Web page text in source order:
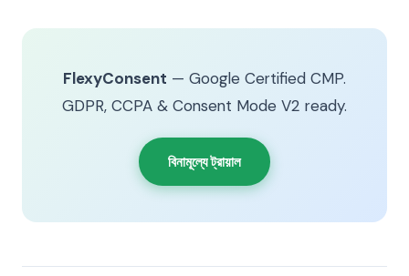
FlexyConsent — Google Certified CMP.
GDPR, CCPA & Consent Mode V2 ready.
বিনামূল্যে ট্রায়াল